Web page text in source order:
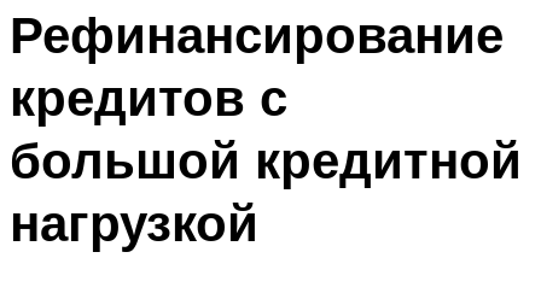
Рефинансирование
кредитов с
большой кредитной
нагрузкой